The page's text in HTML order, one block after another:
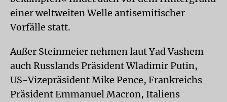
einer weltweiten Welle antisemitischer
Vorfälle statt.
Außer Steinmeier nehmen laut Yad Vashem
auch Russlands Präsident Wladimir Putin,
US-Vizepräsident Mike Pence, Frankreichs
Präsident Emmanuel Macron, Italiens